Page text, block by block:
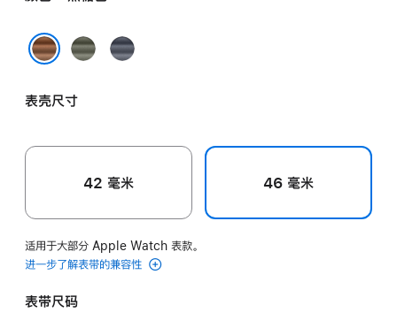
鼠
草
海
表壳尺寸
42 毫米 46 毫米
适用于大部分 Apple Watch 表款。
进一步了解表带的兼容性
表带尺码